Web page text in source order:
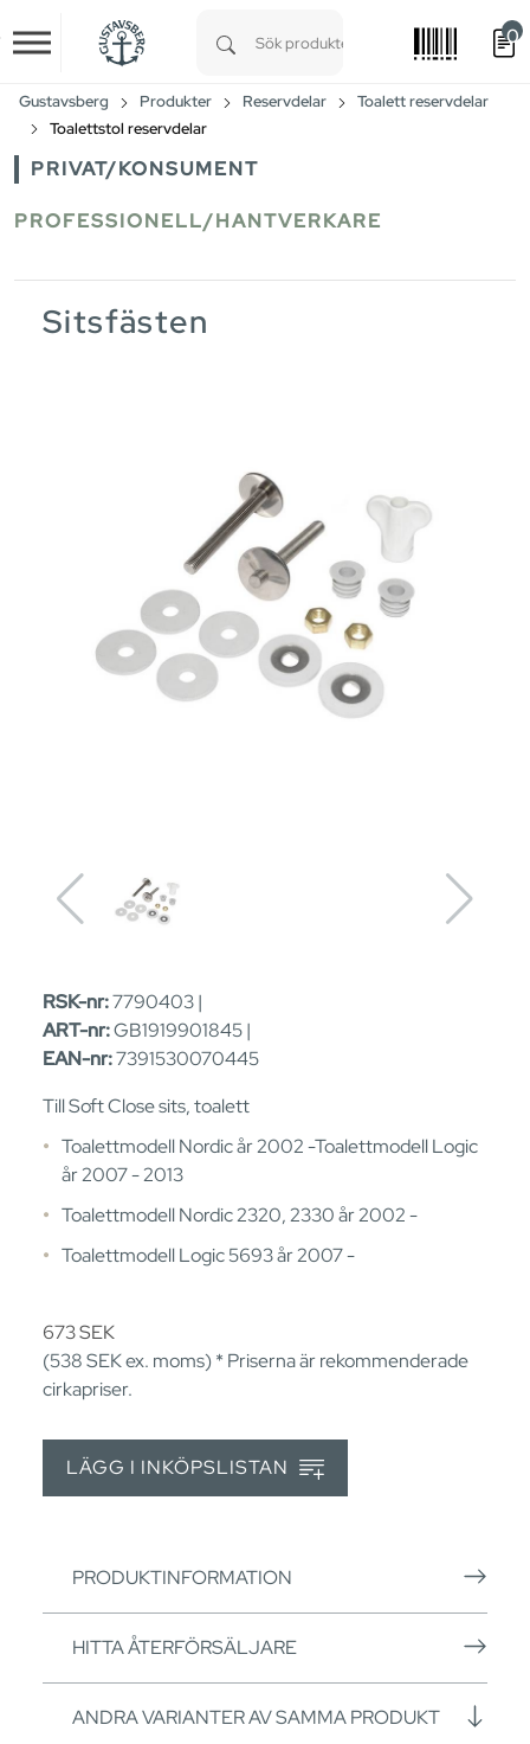
Skip to main content
0
Gustavsberg Produkter Reservdelar
Toalett reservdelar
Toalettstol reservdelar
PRIVAT/KONSUMENT
PROFESSIONELL/HANTVERKARE
Sitsfästen
RSK-nr:7790403 |
ART-nr:GB1919901845 |
EAN-nr:7391530070445
Till Soft Close sits, toalett
Toalettmodell Nordic år 2002 -Toalettmodell Logic
år 2007 - 2013
Toalettmodell Nordic 2320, 2330 år 2002 -
Toalettmodell Logic 5693 år 2007 -
673SEK
(538SEKex. moms) * Priserna är rekommenderade
cirkapriser.
LÄGG I INKÖPSLISTAN
PRODUKTINFORMATION
HITTA ÅTERFÖRSÄLJARE
ANDRA VARIANTER AV SAMMA PRODUKT